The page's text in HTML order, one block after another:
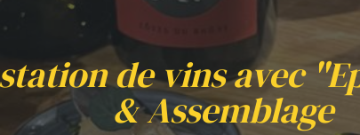
de vins avec
& Assemblage